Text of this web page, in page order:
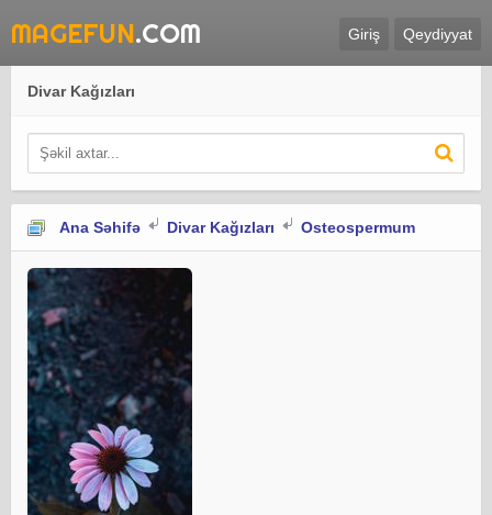
MAGEFUN.COM Giriş Qeydiyyat
Divar Kağızları
Ana Səhifə Divar Kağızları Osteospermum